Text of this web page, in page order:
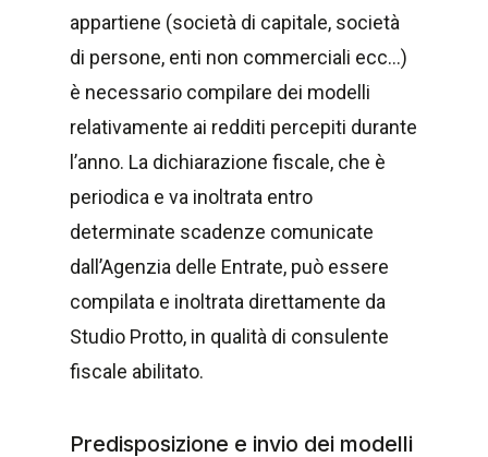
appartiene (società di capitale, società
di persone, enti non commerciali ecc…)
è necessario compilare dei modelli
relativamente ai redditi percepiti durante
l’anno. La dichiarazione fiscale, che è
periodica e va inoltrata entro
determinate scadenze comunicate
dall’Agenzia delle Entrate, può essere
compilata e inoltrata direttamente da
Studio Protto, in qualità di consulente
fiscale abilitato.
Predisposizione e invio dei modelli